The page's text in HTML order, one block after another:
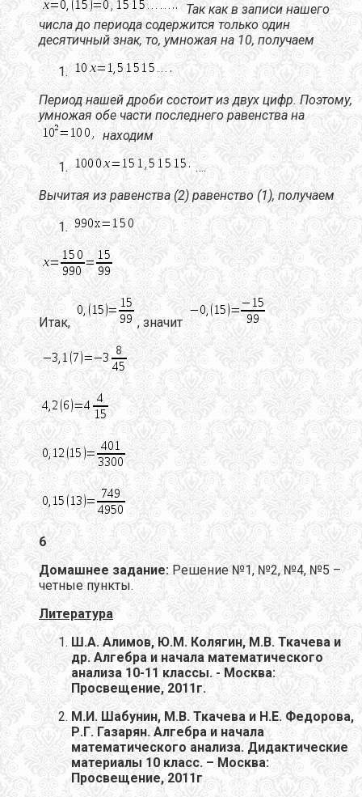
Так как в записи нашего
числа до периода содержится только один
десятичный знак, то, умножая на 10, получаем
Период нашей дроби состоит из двух цифр. Поэтому,
умножая обе части последнего равенства на
находим
….
Вычитая из равенства (2) равенство (1), получаем
Итак, , значит
6
Домашнее задание: Решение №1, №2, №4, №5 –
четные пункты.
Литература
Ш.А. Алимов, Ю.М. Колягин, М.В. Ткачева и
др. Алгебра и начала математического
анализа 10-11 классы. - Москва:
Просвещение, 2011г.
М.И. Шабунин, М.В. Ткачева и Н.Е. Федорова,
Р.Г. Газарян. Алгебра и начала
математического анализа. Дидактические
материалы 10 класс. – Москва:
Просвещение, 2011г